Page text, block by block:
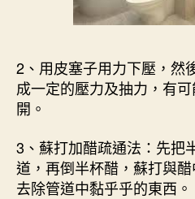
2、用皮塞子用力下壓，然
成一定的壓力及抽力，有
開。
3、蘇打加醋疏通法：先把
道，再倒半杯醋，蘇打與
去除管道中黏乎乎的東西。